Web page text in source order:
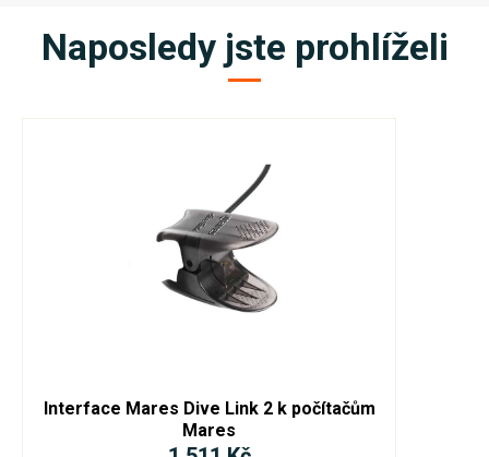
Naposledy jste prohlíželi
Interface Mares Dive Link 2 k počítačům
Mares